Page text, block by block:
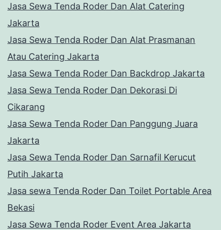
Jasa Sewa Tenda Roder Dan Alat Catering
Jakarta
Jasa Sewa Tenda Roder Dan Alat Prasmanan
Atau Catering Jakarta
Jasa Sewa Tenda Roder Dan Backdrop Jakarta
Jasa Sewa Tenda Roder Dan Dekorasi Di
Cikarang
Jasa Sewa Tenda Roder Dan Panggung Juara
Jakarta
Jasa Sewa Tenda Roder Dan Sarnafil Kerucut
Putih Jakarta
Jasa sewa Tenda Roder Dan Toilet Portable Area
Bekasi
Jasa Sewa Tenda Roder Event Area Jakarta